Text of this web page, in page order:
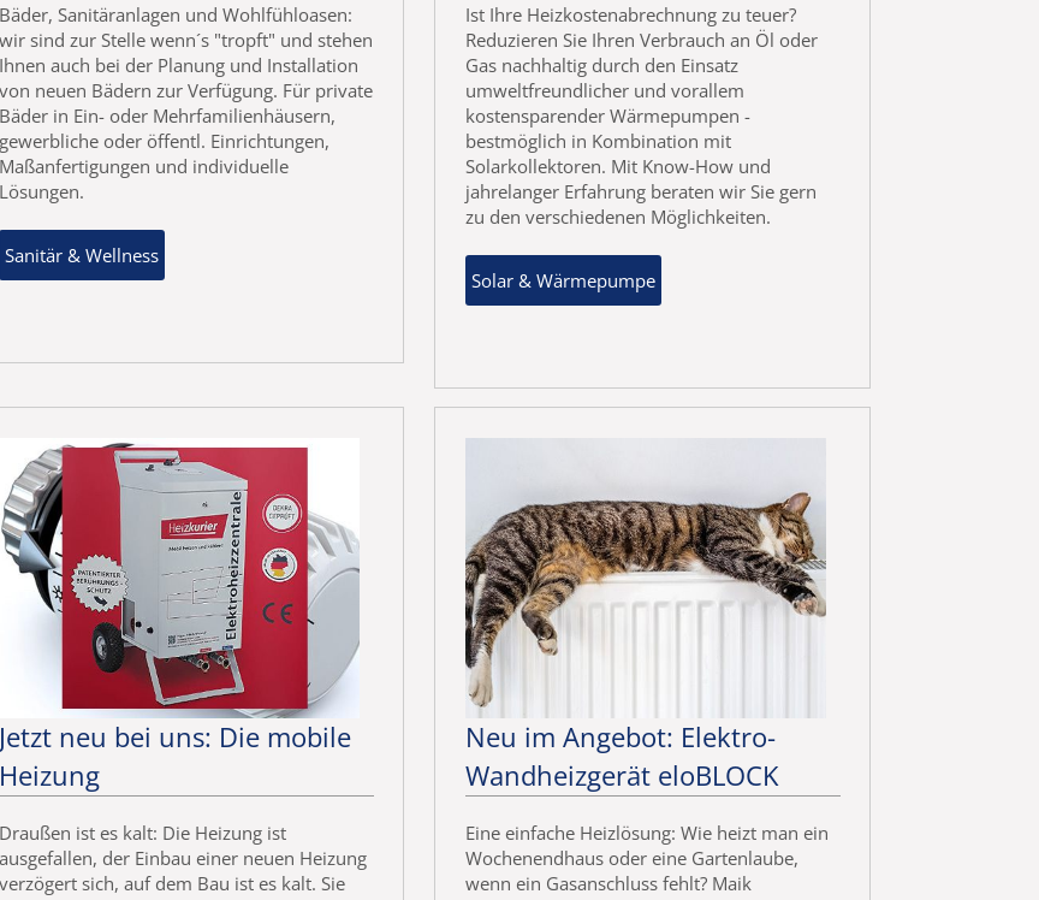
Bäder, Sanitäranlagen und Wohlfühloasen:
wir sind zur Stelle wenn´s "tropft" und stehen
Ihnen auch bei der Planung und Installation
von neuen Bädern zur Verfügung. Für private
Bäder in Ein- oder Mehrfamilienhäusern,
gewerbliche oder öffentl. Einrichtungen,
Maßanfertigungen und individuelle
Lösungen.
Sanitär & Wellness
Ist Ihre Heizkostenabrechnung zu teuer?
Reduzieren Sie Ihren Verbrauch an Öl oder
Gas nachhaltig durch den Einsatz
umweltfreundlicher und vorallem
kostensparender Wärmepumpen -
bestmöglich in Kombination mit
Solarkollektoren. Mit Know-How und
jahrelanger Erfahrung beraten wir Sie gern
zu den verschiedenen Möglichkeiten.
Solar & Wärmepumpe
Jetzt neu bei uns: Die mobile
Heizung
Draußen ist es kalt: Die Heizung ist
ausgefallen, der Einbau einer neuen Heizung
verzögert sich, auf dem Bau ist es kalt. Sie
Neu im Angebot: Elektro-
Wandheizgerät eloBLOCK
Eine einfache Heizlösung: Wie heizt man ein
Wochenendhaus oder eine Gartenlaube,
wenn ein Gasanschluss fehlt? Maik